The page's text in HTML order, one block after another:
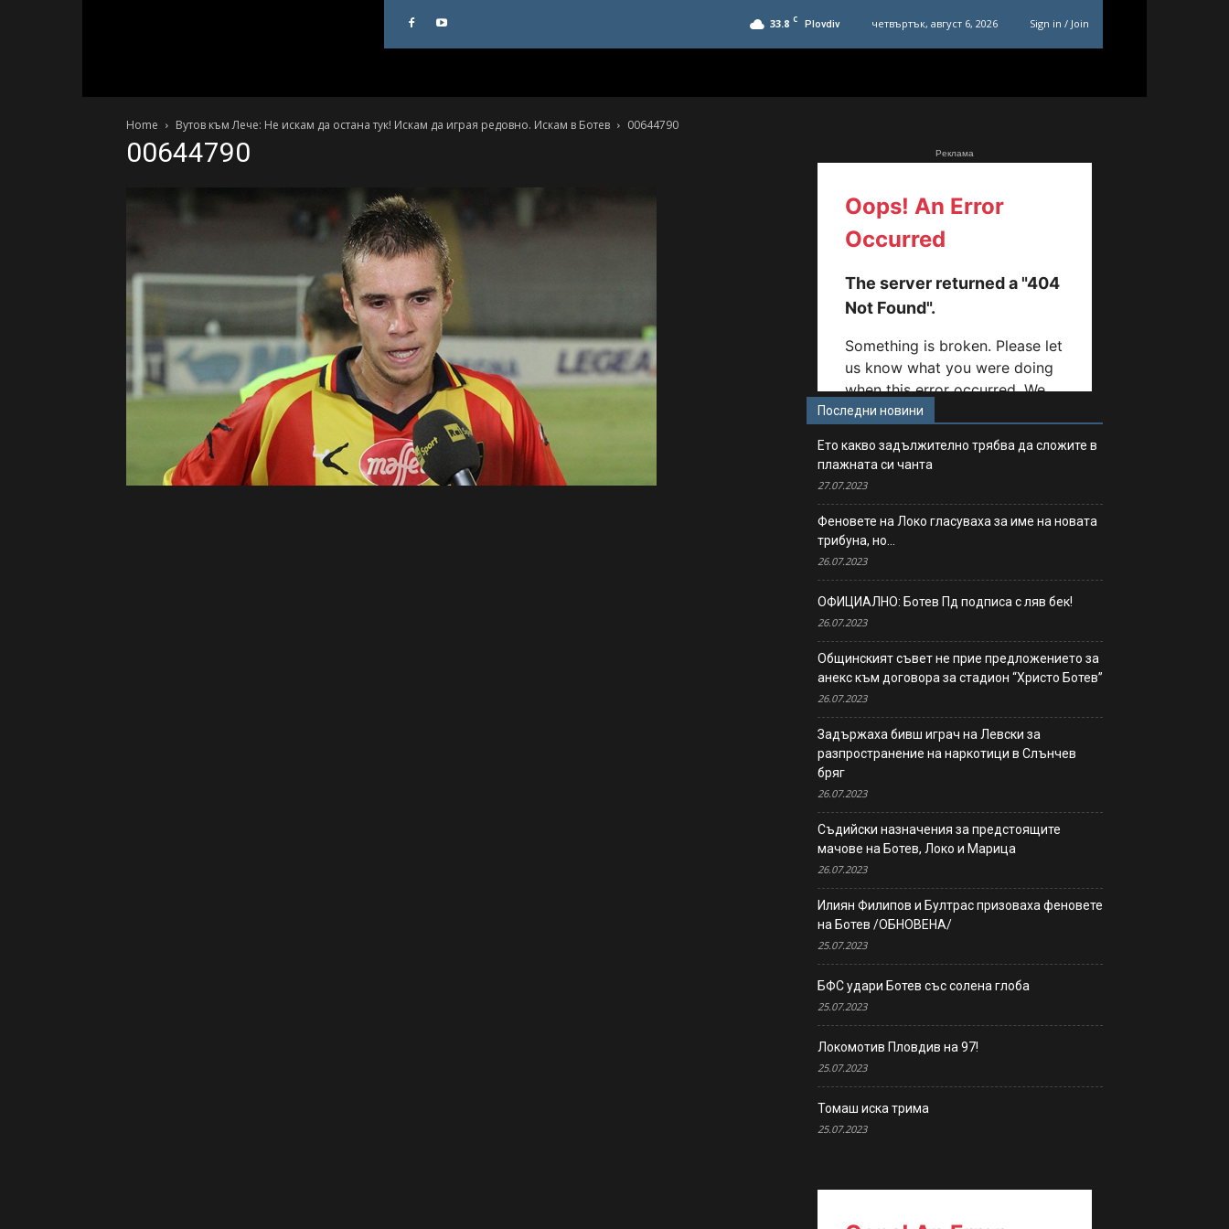
33.8 C Plovdiv четвъртък, август 6, 2026 Sign in / Join
Home Вутов към Лече: Не искам да остана тук! Искам да играя редовно. Искам в Ботев 00644790
00644790 Реклама
Последни новини
Ето какво задължително трябва да сложите в
плажната си чанта
27.07.2023
Феновете на Локо гласуваха за име на новата
трибуна, но…
26.07.2023
ОФИЦИАЛНО: Ботев Пд подписа с ляв бек!
26.07.2023
Общинският съвет не прие предложението за
анекс към договора за стадион “Христо Ботев”
26.07.2023
Задържаха бивш играч на Левски за
разпространение на наркотици в Слънчев
бряг
26.07.2023
Съдийски назначения за предстоящите
мачове на Ботев, Локо и Марица
26.07.2023
Илиян Филипов и Бултрас призоваха феновете
на Ботев /ОБНОВЕНА/
25.07.2023
БФС удари Ботев със солена глоба
25.07.2023
Локомотив Пловдив на 97!
25.07.2023
Томаш иска трима
25.07.2023